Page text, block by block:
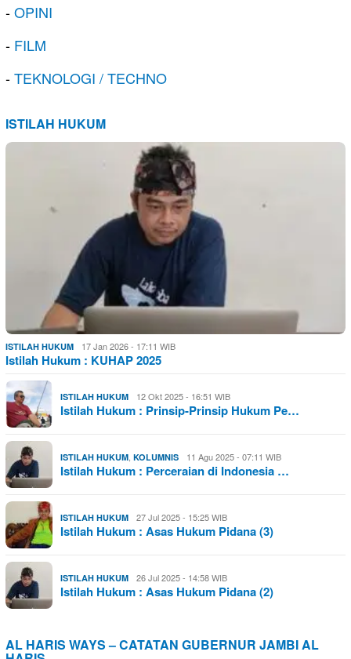
-OPINI
- FILM
-TEKNOLOGI / TECHNO
ISTILAH HUKUM
ISTILAH HUKUM 17 Jan 2026 - 17:11 WIB
Istilah Hukum : KUHAP 2025
ISTILAH HUKUM 12 Okt 2025 - 16:51 WIB
Istilah Hukum : Prinsip-Prinsip Hukum Pe…
ISTILAH HUKUM, KOLUMNIS 11 Agu 2025 - 07:11 WIB
Istilah Hukum : Perceraian di Indonesia …
ISTILAH HUKUM 27 Jul 2025 - 15:25 WIB
Istilah Hukum : Asas Hukum Pidana (3)
ISTILAH HUKUM 26 Jul 2025 - 14:58 WIB
Istilah Hukum : Asas Hukum Pidana (2)
AL HARIS WAYS – CATATAN GUBERNUR JAMBI AL